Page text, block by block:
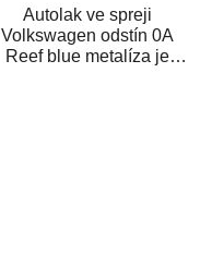
Autolak ve spreji
Volkswagen odstín 0A
Reef blue metalíza je